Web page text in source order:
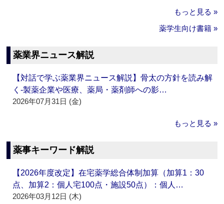
もっと見る »
薬学生向け書籍 »
薬業界ニュース解説
【対話で学ぶ薬業界ニュース解説】骨太の方針を読み解
く‐製薬企業や医療、薬局・薬剤師への影…
2026年07月31日 (金)
もっと見る »
薬事キーワード解説
【2026年度改定】在宅薬学総合体制加算（加算1：30
点、加算2：個人宅100点・施設50点）：個人…
2026年03月12日 (木)